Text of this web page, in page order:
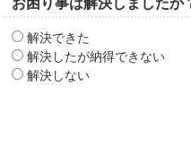
解決できた
解決したが納得できない
解決しない